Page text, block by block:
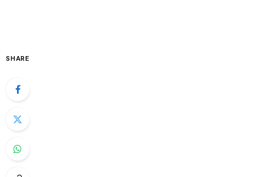
SHARE